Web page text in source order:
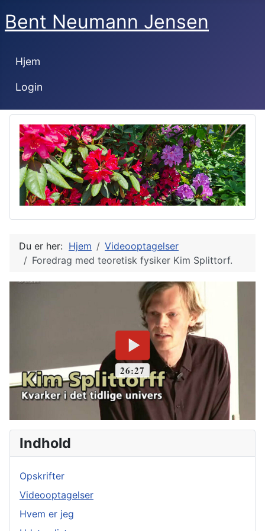
Bent Neumann Jensen
Hjem
Login
Du er her: Hjem
Videooptagelser
Foredrag med teoretisk fysiker Kim Splittorf.
Indhold
Opskrifter
Videooptagelser
Hvem er jeg